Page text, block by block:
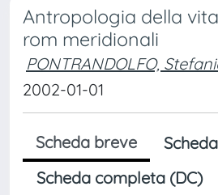
Antropologia della
rom meridionali
PONTRANDOLFO,
2002-01-01
Scheda breve
Scheda completa (DC)